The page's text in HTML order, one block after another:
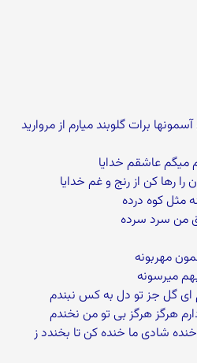
برات گلوبند میارم از مروارید
میگم عاشقم خدایا
رها کن از رنج و غم خدایا
مثل کوه درده
من سرد سرده
مهربونه
میرسونه
ای گل جز تو دل به کس نبندم
هرگز هرگز بی تو من نخندم
شادی ما خنده کن تا بخندد ز